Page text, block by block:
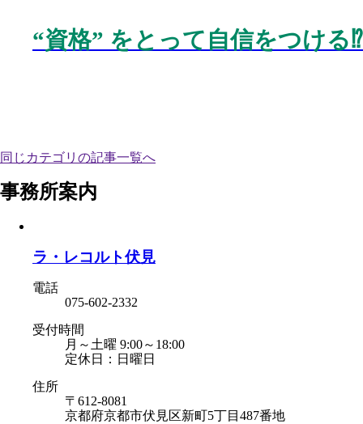
“資格” をとって自信をつける⁉️
同じカテゴリの記事⼀覧へ
事務所案内
ラ・レコルト伏見
電話
075-602-2332
受付時間
月～土曜 9:00～18:00
定休日：日曜日
住所
〒612-8081
京都府京都市伏見区新町5丁目487番地